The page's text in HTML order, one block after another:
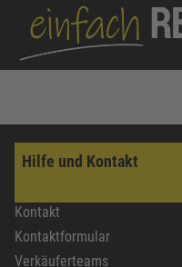
Hilfe und Kontakt
Kontakt
Kontaktformular
Verkäuferteams